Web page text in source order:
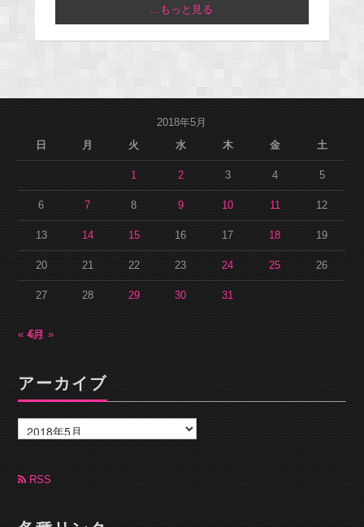
...もっと見る
2018年5月
日
月 火 水 木 金 土
1 2 3 4 5
6 7 8 9 10 11 12
13 14 15 16 17 18 19
20 21 22 23 24 25 26
27 28 29 30 31
« 4月6月 »
アーカイブ
ー
カ
ブ RSS